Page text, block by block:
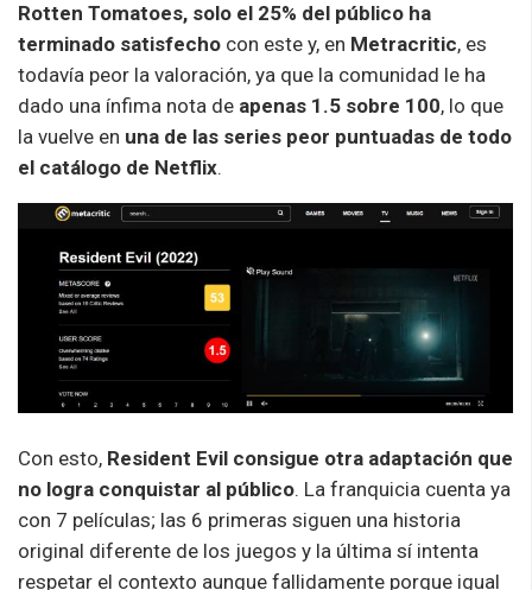
Rotten Tomatoes, solo el 25% del público ha
terminado satisfecho con este y, en Metracritic, es
todavía peor la valoración, ya que la comunidad le ha
dado una ínfima nota de apenas 1.5 sobre 100, lo que
la vuelve en una de las series peor puntuadas de todo
el catálogo de Netflix.
Con esto, Resident Evil consigue otra adaptación que
no logra conquistar al público. La franquicia cuenta ya
con 7 películas; las 6 primeras siguen una historia
original diferente de los juegos y la última sí intenta
respetar el contexto aunque fallidamente porque igual